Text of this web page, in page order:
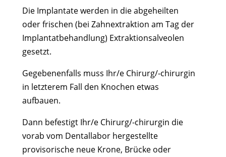
Die Implantate werden in die abgeheilten
oder frischen (bei Zahnextraktion am Tag der
Implantatbehandlung) Extraktionsalveolen
gesetzt.
Gegebenenfalls muss Ihr/e Chirurg/-chirurgin
in letzterem Fall den Knochen etwas
aufbauen.
Dann befestigt Ihr/e Chirurg/-chirurgin die
vorab vom Dentallabor hergestellte
provisorische neue Krone, Brücke oder